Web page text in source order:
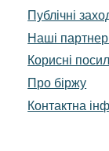
Публічні
Наші
Корисні
Про біржу
Контактна